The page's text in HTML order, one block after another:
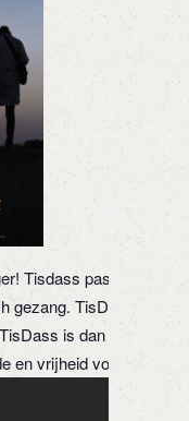
Tisdass passeert
gezang. TisDass is de
is dan ook één
en vrijheid voor hun